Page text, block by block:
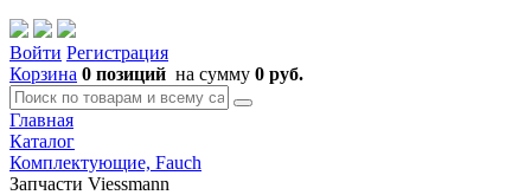
Войти Регистрация
Корзина 0 позиций на сумму 0 руб.
Главная
Каталог
Комплектующие, Fauch
Запчасти Viessmann